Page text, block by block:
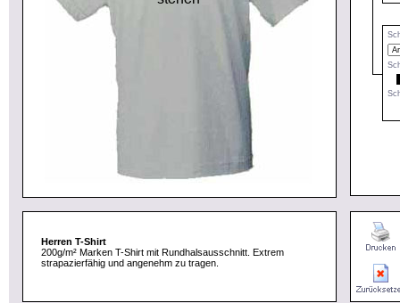
Herren T-Shirt
200g/m² Marken T-Shirt mit Rundhalsausschnitt. Extrem
strapazierfähig und angenehm zu tragen.